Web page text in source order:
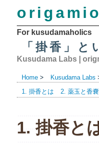
For kusudamaholics
「掛香」と
Kusudama Labs
Home > Kusudama Labs
1. 掛香とは
2. 薬玉と香
1. 掛香と